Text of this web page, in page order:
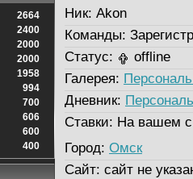
2664
2400
2000
2000
1958
994
700
606
600
400
Ник: Akon
Команды:
Статус:
offline
Галерея:
Дневник:
Ставки: На вашем
Город: Омск
Сайт: сайт не